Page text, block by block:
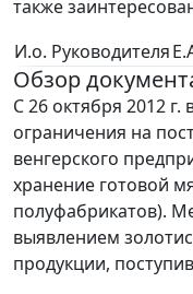
также
И.о. Руководителя
Обзор
С 26 октября 2012
ограничения на
венгерского
хранение готовой
полуфабрикатов).
выявлением
продукции,